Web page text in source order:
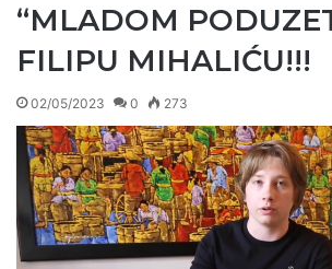
“MLADOM
FILIPU MIHALIĆU!!!
02/05/2023 0 273